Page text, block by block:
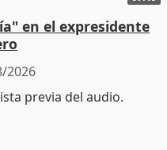
en el expresidente
2026